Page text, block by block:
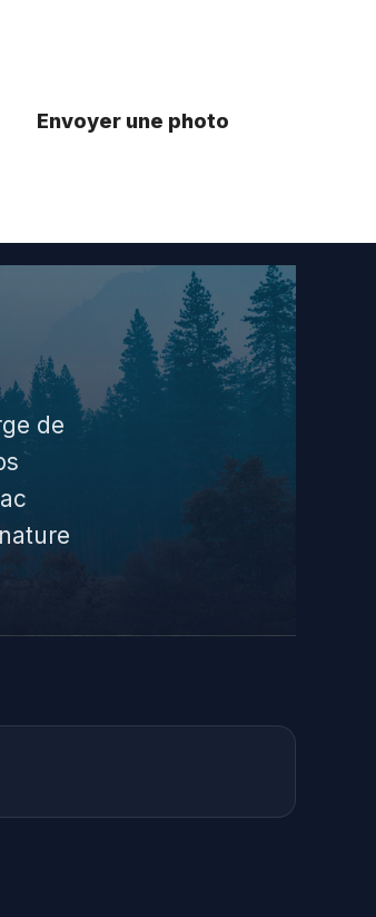
Envoyer une photo
de